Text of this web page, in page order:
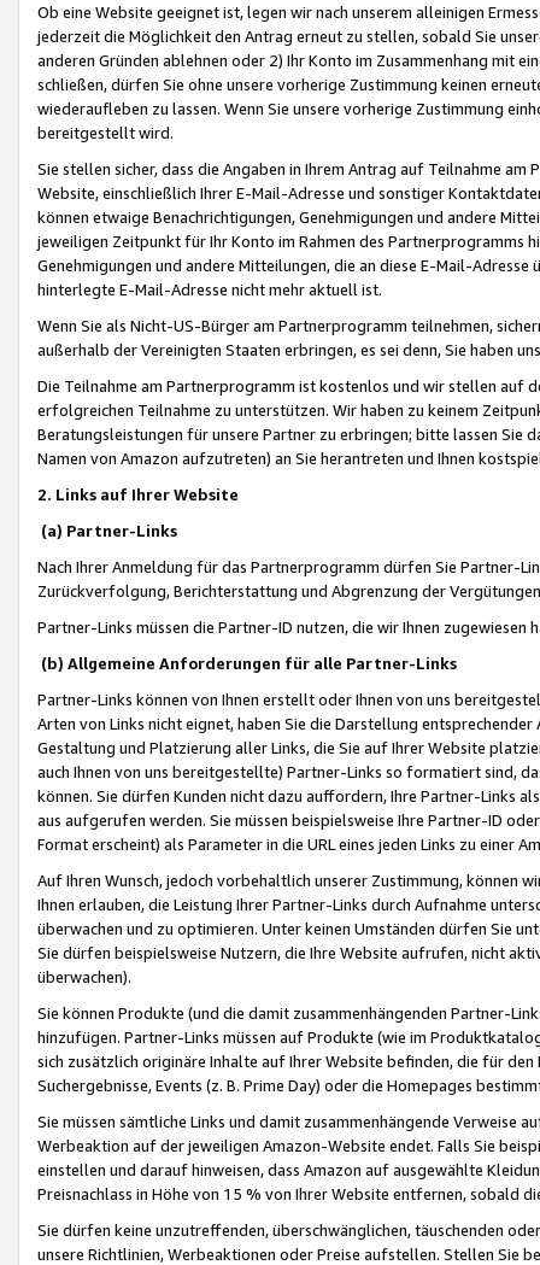
Ob eine Website geeignet ist, legen wir nach unserem alleinigen
jederzeit die Möglichkeit den Antrag erneut zu stellen, sobald Sie
anderen Gründen ablehnen oder 2) Ihr Konto im Zusammenhang mit
schließen, dürfen Sie ohne unsere vorherige Zustimmung keinen
wiederaufleben zu lassen. Wenn Sie unsere vorherige Zustimmung
bereitgestellt wird.
Sie stellen sicher, dass die Angaben in Ihrem Antrag auf Teilnahme
Website, einschließlich Ihrer E-Mail-Adresse und sonstiger
können etwaige Benachrichtigungen, Genehmigungen und andere
jeweiligen Zeitpunkt für Ihr Konto im Rahmen des Partnerprogramms
Genehmigungen und andere Mitteilungen, die an diese E-Mail-
hinterlegte E-Mail-Adresse nicht mehr aktuell ist.
Wenn Sie als Nicht-US-Bürger am Partnerprogramm teilnehmen,
außerhalb der Vereinigten Staaten erbringen, es sei denn, Sie haben
Die Teilnahme am Partnerprogramm ist kostenlos und wir stellen auf
erfolgreichen Teilnahme zu unterstützen. Wir haben zu keinem
Beratungsleistungen für unsere Partner zu erbringen; bitte lassen Sie
Namen von Amazon aufzutreten) an Sie herantreten und Ihnen
2. Links auf Ihrer Website
(a) Partner-Links
Nach Ihrer Anmeldung für das Partnerprogramm dürfen Sie Partner-
Zurückverfolgung, Berichterstattung und Abgrenzung der
Partner-Links müssen die Partner-ID nutzen, die wir Ihnen zugewiesen
(b) Allgemeine Anforderungen für alle Partner-Links
Partner-Links können von Ihnen erstellt oder Ihnen von uns
Arten von Links nicht eignet, haben Sie die Darstellung
Gestaltung und Platzierung aller Links, die Sie auf Ihrer Website
auch Ihnen von uns bereitgestellte) Partner-Links so formatiert sind,
können. Sie dürfen Kunden nicht dazu auffordern, Ihre Partner-Links
aus aufgerufen werden. Sie müssen beispielsweise Ihre Partner-ID
Format erscheint) als Parameter in die URL eines jeden Links zu einer
Auf Ihren Wunsch, jedoch vorbehaltlich unserer Zustimmung, können
Ihnen erlauben, die Leistung Ihrer Partner-Links durch Aufnahme
überwachen und zu optimieren. Unter keinen Umständen dürfen Sie
Sie dürfen beispielsweise Nutzern, die Ihre Website aufrufen, nicht
überwachen).
Sie können Produkte (und die damit zusammenhängenden Partner-
hinzufügen. Partner-Links müssen auf Produkte (wie im
sich zusätzlich originäre Inhalte auf Ihrer Website befinden, die für
Suchergebnisse, Events (z. B. Prime Day) oder die Homepages
Sie müssen sämtliche Links und damit zusammenhängende
Werbeaktion auf der jeweiligen Amazon-Website endet. Falls Sie
einstellen und darauf hinweisen, dass Amazon auf ausgewählte
Preisnachlass in Höhe von 15 % von Ihrer Website entfernen, sobald
Sie dürfen keine unzutreffenden, überschwänglichen, täuschenden
unsere Richtlinien, Werbeaktionen oder Preise aufstellen. Stellen Sie